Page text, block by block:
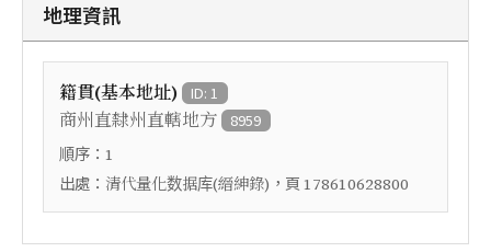
地理資訊
籍貫(基本地址) ID: 1
商州直隸州直轄地方 8959
順序： 1
出處： 清代量化数据库(縉紳錄) ，頁 178610628800